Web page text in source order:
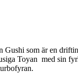
Gushi som är en
Toyan med sin